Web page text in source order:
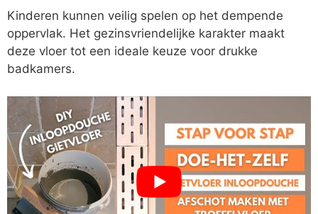
Kinderen kunnen veilig spelen op het dempende
oppervlak. Het gezinsvriendelijke karakter maakt
deze vloer tot een ideale keuze voor drukke
badkamers.